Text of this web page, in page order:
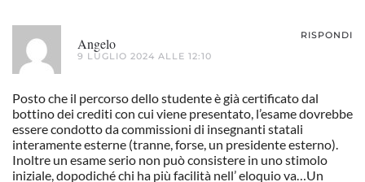
Angelo
9 LUGLIO 2024 ALLE 12:10
RISPONDI
Posto che il percorso dello studente è già certificato dal
bottino dei crediti con cui viene presentato, l’esame dovrebbe
essere condotto da commissioni di insegnanti statali
interamente esterne (tranne, forse, un presidente esterno).
Inoltre un esame serio non può consistere in uno stimolo
iniziale, dopodiché chi ha più facilità nell’ eloquio va…Un